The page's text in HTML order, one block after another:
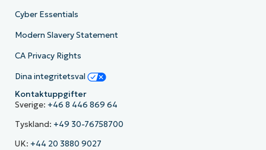
Cyber Essentials
Modern Slavery Statement
CA Privacy Rights
Dina integritetsval
Kontaktuppgifter
Sverige: +46 8 446 869 64
Tyskland: +49 30-76758700
UK: +44 20 3880 9027